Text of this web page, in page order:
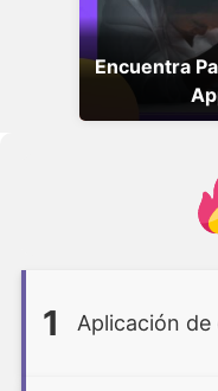
Encuentra
1 Aplicación